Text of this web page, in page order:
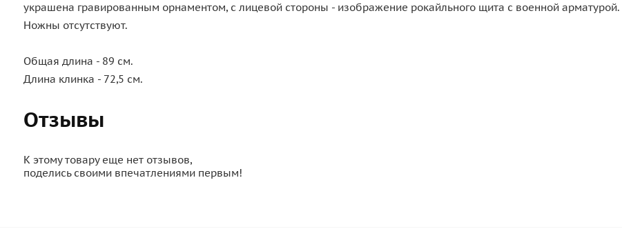
украшена гравированным орнаментом, с лицевой стороны - изображение рокайльного щита с военной арматурой.
Ножны отсутствуют.
Общая длина - 89 см.
Длина клинка - 72,5 см.
Отзывы
К этому товару еще нет отзывов,
поделись своими впечатлениями первым!